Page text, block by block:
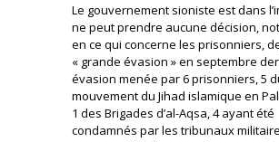
Le gouvernement sioniste est dans
ne peut prendre aucune décision,
en ce qui concerne les prisonniers,
« grande évasion » en septembre
évasion menée par 6 prisonniers, 5
mouvement du Jihad islamique en
1 des Brigades d’al-Aqsa, 4 ayant été
condamnés par les tribunaux